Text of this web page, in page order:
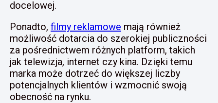
docelowej.
Ponadto, filmy reklamowe mają również
możliwość dotarcia do szerokiej publiczności
za pośrednictwem różnych platform, takich
jak telewizja, internet czy kina. Dzięki temu
marka może dotrzeć do większej liczby
potencjalnych klientów i wzmocnić swoją
obecność na rynku.